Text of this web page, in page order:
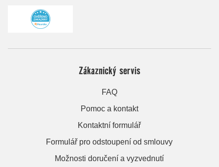
Zákaznický servis
FAQ
Pomoc a kontakt
Kontaktní formulář
Formulář pro odstoupení od smlouvy
Možnosti doručení a vyzvednutí